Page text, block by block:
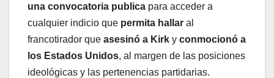
una convocatoria publica para acceder a
cualquier indicio que permita hallar al
francotirador que asesinó a Kirk y conmocionó a
los Estados Unidos, al margen de las posiciones
ideológicas y las pertenencias partidarias.